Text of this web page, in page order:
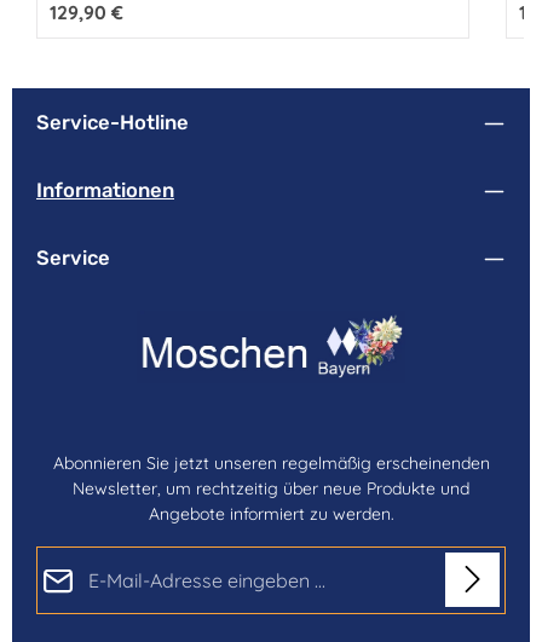
Beste!Diese feminine Trachtenjacke ist ein unverzichtbares
Edel-Basic und eine charmante Begleiterin zum Dirndl.
Regulärer Preis:
129,90 €
Service-Hotline
Informationen
Service
Abonnieren Sie jetzt unseren regelmäßig erscheinenden
Newsletter, um rechtzeitig über neue Produkte und
Angebote informiert zu werden.